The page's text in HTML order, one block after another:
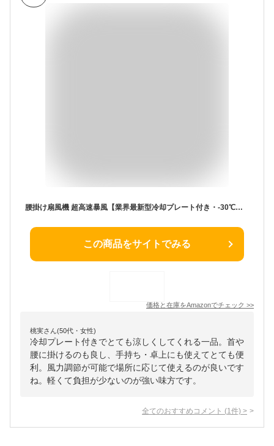
腰掛け扇風機 超高速暴風【業界最新型冷却プレート付き・-30℃瞬間冷却・10000mAh大容量】ベルトファン 1台多役 傘取り付け/首掛け/手持ち/卓上/腰掛け 携帯扇風機 199段階風力調節 腰掛けファン 最長72時間持続 LED表示 腰掛けエアコン 軽量 小型 持ち運び 静音 扇風機 熱中症対策 暑さ対策 通勤 通学 スポーツ観戦 農作業 花火大会 山登り 旅行用 ストラップ付きWhite
この商品をサイトでみる
価格と在庫をAmazonでチェック >>
桃実さん(50代・女性)
冷却プレート付きでとても涼しくしてくれる一品。首や
腰に掛けるのも良し、手持ち・卓上にも使えてとても便
利。風力調節が可能で場所に応じて使えるのが良いです
ね。軽くて負担が少ないのが強い味方です。
全てのおすすめコメント (1 件) >